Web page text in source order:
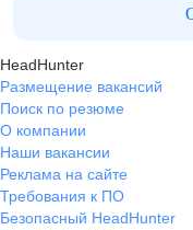
HeadHunter
Размещение вакансий
Поиск по резюме
О компании
Наши вакансии
Реклама на сайте
Требования к ПО
Безопасный HeadHunter